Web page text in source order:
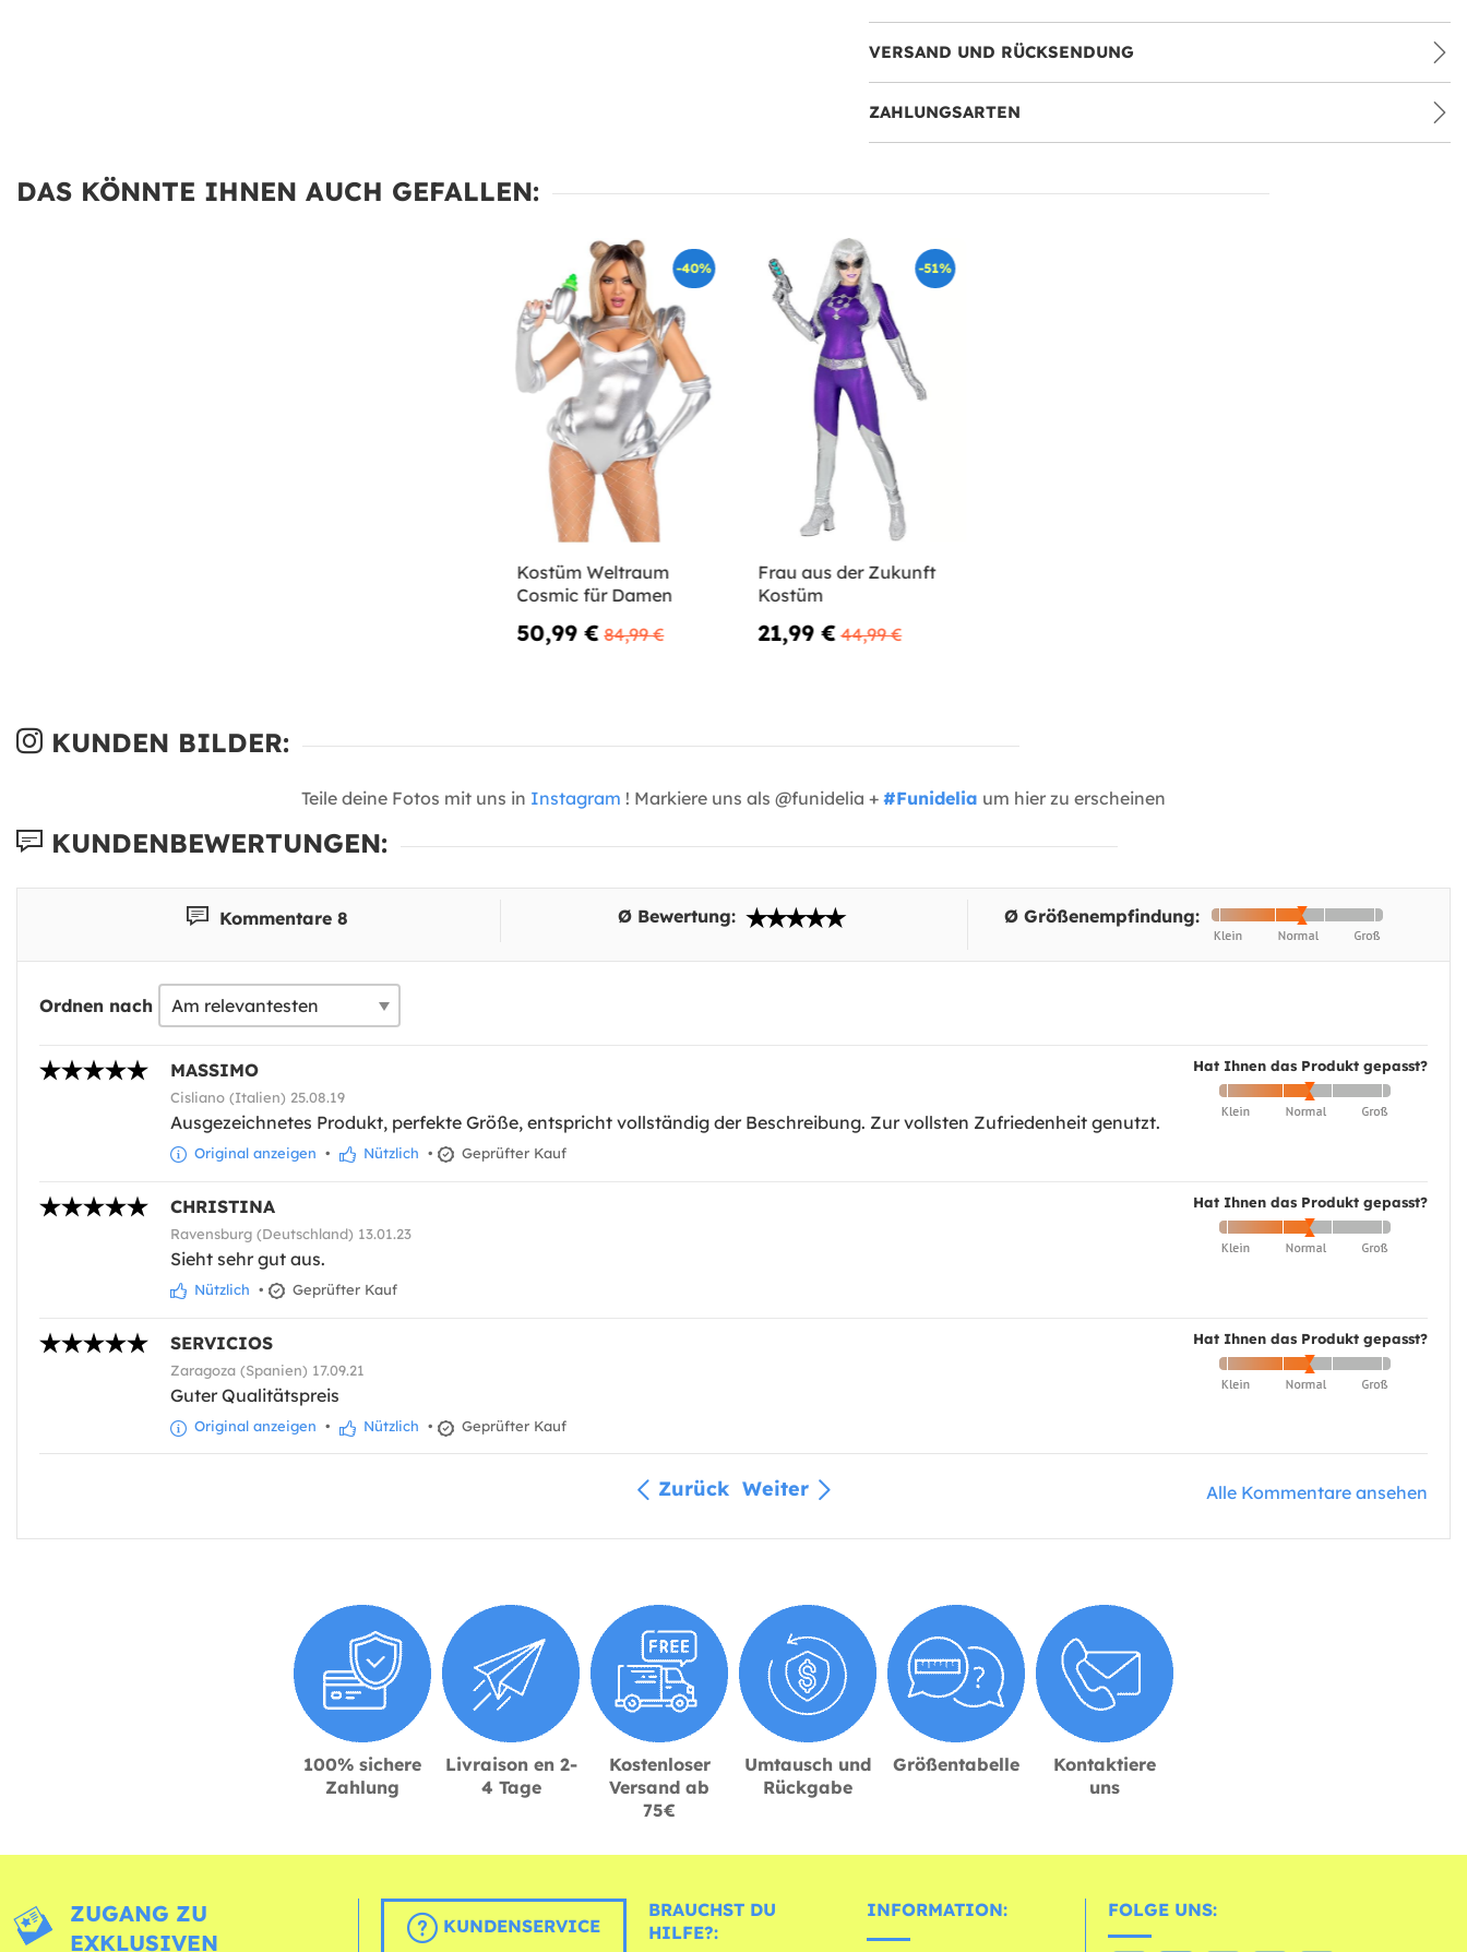
VERSAND UND RÜCKSENDUNG
ZAHLUNGSARTEN
DAS KÖNNTE IHNEN AUCH GEFALLEN:
-40%
Kostüm Weltraum
Cosmic für Damen
50,99 € 84,99 €
-51%
Frau aus der Zukunft
Kostüm
21,99 € 44,99 €
KUNDEN BILDER:
Teile deine Fotos mit uns in Instagram ! Markiere uns als @funidelia + #Funidelia um hier zu erscheinen
KUNDENBEWERTUNGEN:
Kommentare 8 Ø Bewertung: Ø Größenempfindung:
Ordnen nach
Hat Ihnen das Produkt gepasst?
MASSIMO
Cisliano (Italien) 25.08.19
Ausgezeichnetes Produkt, perfekte Größe, entspricht vollständig der Beschreibung. Zur vollsten Zufriedenheit genutzt.
Original anzeigen • Nützlich • Geprüfter Kauf
Hat Ihnen das Produkt gepasst?
CHRISTINA
Ravensburg (Deutschland) 13.01.23
Sieht sehr gut aus.
Nützlich • Geprüfter Kauf
Hat Ihnen das Produkt gepasst?
SERVICIOS
Zaragoza (Spanien) 17.09.21
Guter Qualitätspreis
Original anzeigen • Nützlich • Geprüfter Kauf
Zurück Weiter Alle Kommentare ansehen
100% sichere
Zahlung
Livraison en 2-
4 Tage
Kostenloser
Versand ab
75€
Umtausch und
Rückgabe
Größentabelle
Kontaktiere
uns
ZUGANG ZU
EXKLUSIVEN
KUNDENSERVICE
BRAUCHST DU
HILFE?:
INFORMATION: FOLGE UNS: